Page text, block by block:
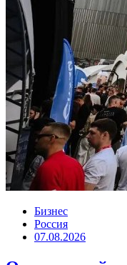
Бизнес
Россия
07.08.2026